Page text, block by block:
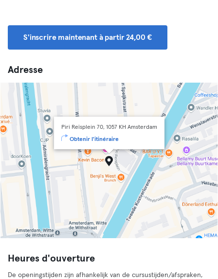
S'inscrire maintenant à partir 24,00 €
Adresse
Piri Reïsplein 70, 1057 KH Amsterdam
Obtenir l'itinéraire
Heures d'ouverture
De openingstijden zijn afhankelijk van de cursustijden/afspraken,